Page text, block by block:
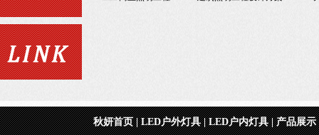
节能改造LED照明工程
室内照明工程
秋妍首页|LED户外灯具|LED户内灯具|产品展示